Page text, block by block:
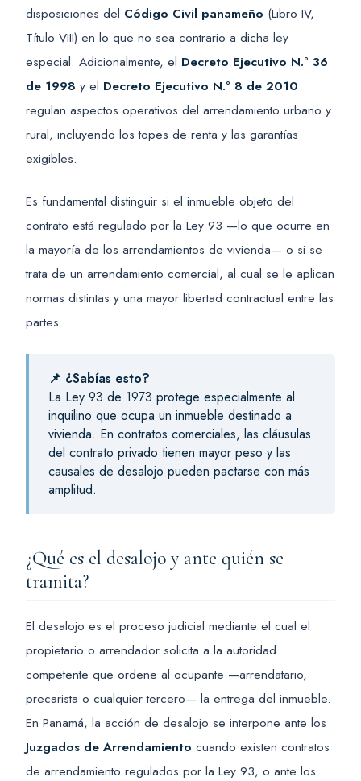
disposiciones del Código Civil panameño (Libro IV,
Título VIII) en lo que no sea contrario a dicha ley
especial. Adicionalmente, el Decreto Ejecutivo N.° 36
de 1998 y el Decreto Ejecutivo N.° 8 de 2010
regulan aspectos operativos del arrendamiento urbano y
rural, incluyendo los topes de renta y las garantías
exigibles.
Es fundamental distinguir si el inmueble objeto del
contrato está regulado por la Ley 93 —lo que ocurre en
la mayoría de los arrendamientos de vivienda— o si se
trata de un arrendamiento comercial, al cual se le aplican
normas distintas y una mayor libertad contractual entre las
partes.
📌 ¿Sabías esto?
La Ley 93 de 1973 protege especialmente al
inquilino que ocupa un inmueble destinado a
vivienda. En contratos comerciales, las cláusulas
del contrato privado tienen mayor peso y las
causales de desalojo pueden pactarse con más
amplitud.
¿Qué es el desalojo y ante quién se
tramita?
El desalojo es el proceso judicial mediante el cual el
propietario o arrendador solicita a la autoridad
competente que ordene al ocupante —arrendatario,
precarista o cualquier tercero— la entrega del inmueble.
En Panamá, la acción de desalojo se interpone ante los
Juzgados de Arrendamiento cuando existen contratos
de arrendamiento regulados por la Ley 93, o ante los